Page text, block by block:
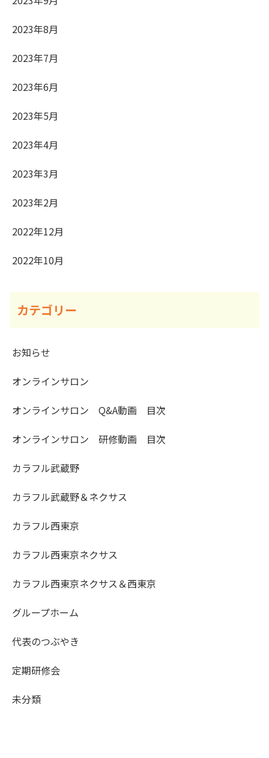
2023年8月
2023年7月
2023年6月
2023年5月
2023年4月
2023年3月
2023年2月
2022年12月
2022年10月
カテゴリー
お知らせ
オンラインサロン
オンラインサロン Q&A動画 目次
オンラインサロン 研修動画 目次
カラフル武蔵野
カラフル武蔵野＆ネクサス
カラフル西東京
カラフル西東京ネクサス
カラフル西東京ネクサス＆西東京
グループホーム
代表のつぶやき
定期研修会
未分類